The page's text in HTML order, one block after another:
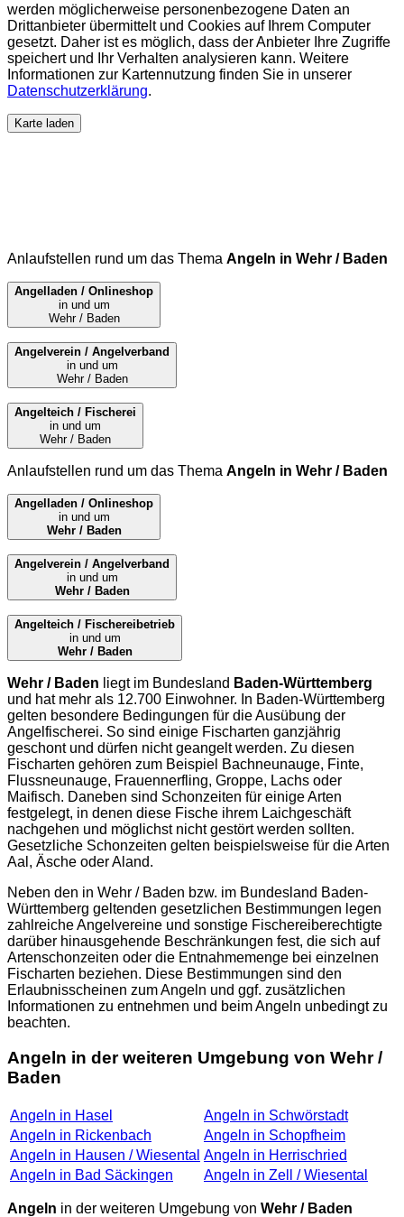
werden möglicherweise personenbezogene Daten an
Drittanbieter übermittelt und Cookies auf Ihrem Computer
gesetzt. Daher ist es möglich, dass der Anbieter Ihre Zugriffe
speichert und Ihr Verhalten analysieren kann. Weitere
Informationen zur Kartennutzung finden Sie in unserer
Datenschutzerklärung.
Karte laden
Anlaufstellen rund um das Thema Angeln in Wehr / Baden
Angelladen / Onlineshop
in und um
Wehr / Baden
Angelverein / Angelverband
in und um
Wehr / Baden
Angelteich / Fischerei
in und um
Wehr / Baden
Anlaufstellen rund um das Thema Angeln in Wehr / Baden
Angelladen / Onlineshop
in und um
Wehr / Baden
Angelverein / Angelverband
in und um
Wehr / Baden
Angelteich / Fischereibetrieb
in und um
Wehr / Baden
Wehr / Baden liegt im Bundesland Baden-Württemberg
und hat mehr als 12.700 Einwohner. In Baden-Württemberg
gelten besondere Bedingungen für die Ausübung der
Angelfischerei. So sind einige Fischarten ganzjährig
geschont und dürfen nicht geangelt werden. Zu diesen
Fischarten gehören zum Beispiel Bachneunauge, Finte,
Flussneunauge, Frauennerfling, Groppe, Lachs oder
Maifisch. Daneben sind Schonzeiten für einige Arten
festgelegt, in denen diese Fische ihrem Laichgeschäft
nachgehen und möglichst nicht gestört werden sollten.
Gesetzliche Schonzeiten gelten beispielsweise für die Arten
Aal, Äsche oder Aland.
Neben den in Wehr / Baden bzw. im Bundesland Baden-
Württemberg geltenden gesetzlichen Bestimmungen legen
zahlreiche Angelvereine und sonstige Fischereiberechtigte
darüber hinausgehende Beschränkungen fest, die sich auf
Artenschonzeiten oder die Entnahmemenge bei einzelnen
Fischarten beziehen. Diese Bestimmungen sind den
Erlaubnisscheinen zum Angeln und ggf. zusätzlichen
Informationen zu entnehmen und beim Angeln unbedingt zu
beachten.
Angeln in der weiteren Umgebung von Wehr /
Baden
Angeln in Hasel
Angeln in Schwörstadt
Angeln in Rickenbach
Angeln in Schopfheim
Angeln in Hausen / Wiesental Angeln in Herrischried
Angeln in Bad Säckingen
Angeln in Zell / Wiesental
Angeln in der weiteren Umgebung von Wehr / Baden